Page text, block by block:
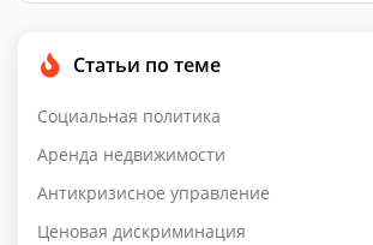
Статьи по теме
Социальная политика
Аренда недвижимости
Антикризисное управление
Ценовая дискриминация